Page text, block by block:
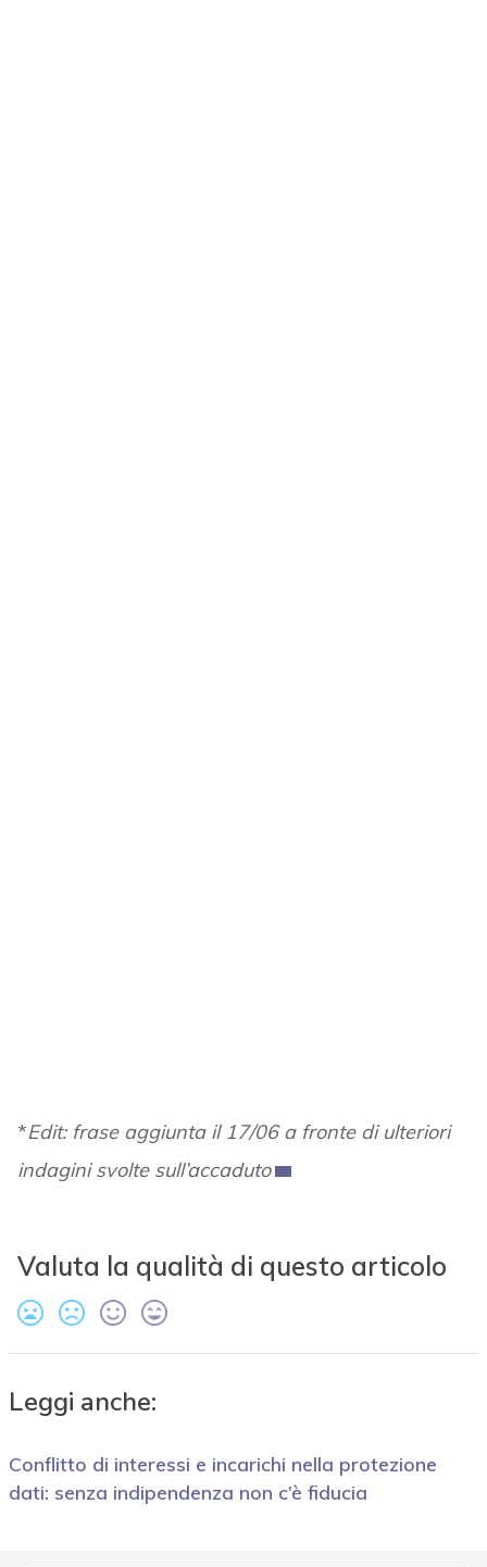
*Edit: frase aggiunta il 17/06 a fronte di ulteriori
indagini svolte sull’accaduto
Valuta la qualità di questo articolo
Leggi anche:
Conflitto di interessi e incarichi nella protezione
dati: senza indipendenza non c’è fiducia